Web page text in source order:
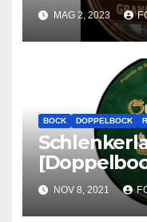
MAG 2, 2023
BOCK DOPPELBOCK
NOV 8, 2021